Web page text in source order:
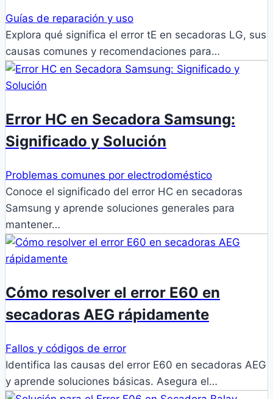
Guías de reparación y uso
Explora qué significa el error tE en secadoras LG, sus
causas comunes y recomendaciones para…
Error HC en Secadora Samsung:
Significado y Solución
Problemas comunes por electrodoméstico
Conoce el significado del error HC en secadoras
Samsung y aprende soluciones generales para
mantener…
Cómo resolver el error E60 en
secadoras AEG rápidamente
Fallos y códigos de error
Identifica las causas del error E60 en secadoras AEG
y aprende soluciones básicas. Asegura el…